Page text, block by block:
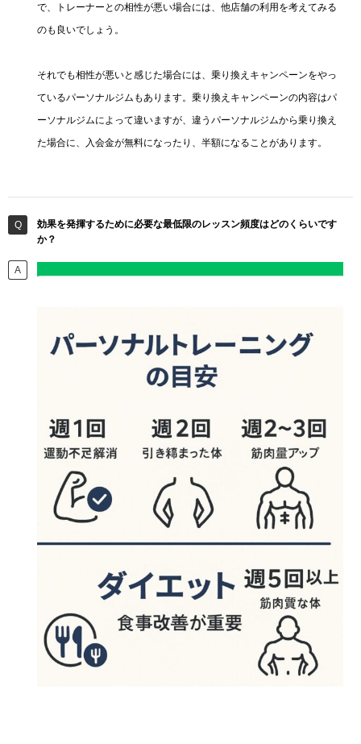
で、トレーナーとの相性が悪い場合には、他店舗の利用を考えてみる
のも良いでしょう。
それでも相性が悪いと感じた場合には、乗り換えキャンペーンをやっ
ているパーソナルジムもあります。乗り換えキャンペーンの内容はパ
ーソナルジムによって違いますが、違うパーソナルジムから乗り換え
た場合に、入会金が無料になったり、半額になることがあります。
効果を発揮するために必要な最低限のレッスン頻度はどのくらいです
か？